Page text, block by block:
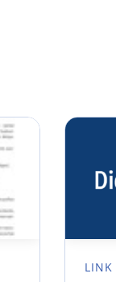
LINK